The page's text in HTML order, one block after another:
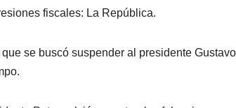
fiscales: La República.
se buscó suspender al presidente Gustavo